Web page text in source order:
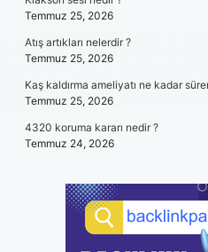
Temmuz 25, 2026
Atış artıkları nelerdir ?
Temmuz 25, 2026
Kaş kaldırma ameliyatı ne kadar
Temmuz 25, 2026
4320 koruma kararı nedir ?
Temmuz 24, 2026